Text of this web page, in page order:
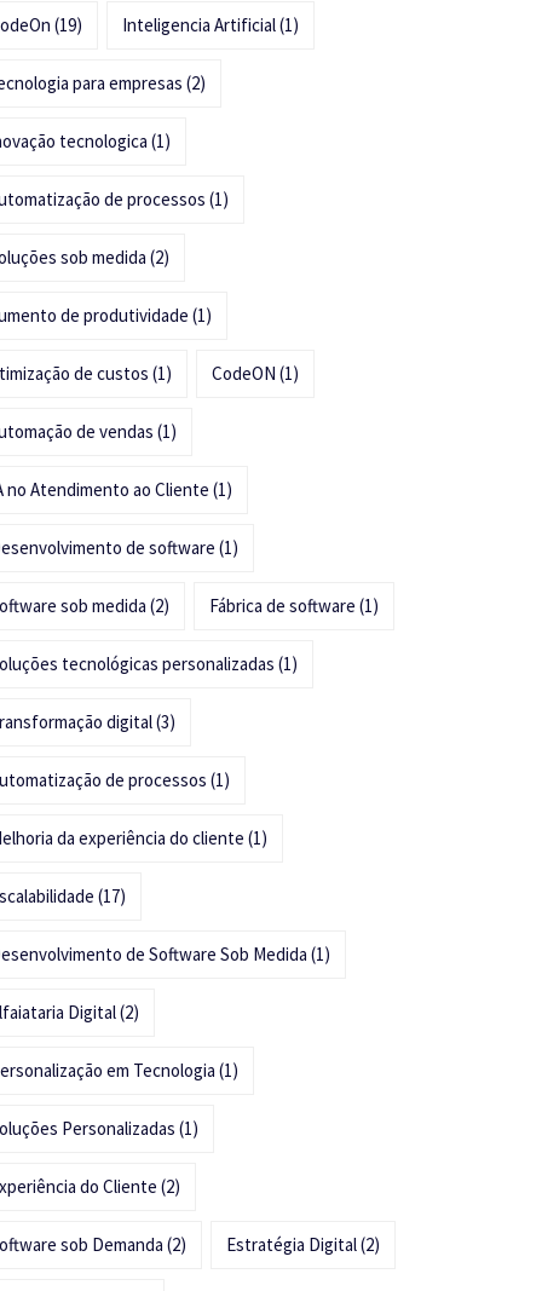
(19) Inteligencia Artificial(1)
para empresas (2)
tecnologica (1)
de processos (1)
sob medida (2)
de produtividade (1)
de custos (1) CodeON (1)
de vendas (1)
no Atendimento ao Cliente (1)
de software (1)
sob medida (2) Fábrica de software (1)
tecnológicas personalizadas (1)
digital(3)
de processos (1)
da experiência do cliente (1)
(17)
de Software Sob Medida (1)
Digital(2)
em Tecnologia (1)
Personalizadas (1)
do Cliente (2)
sob Demanda (2) Estratégia Digital(2)